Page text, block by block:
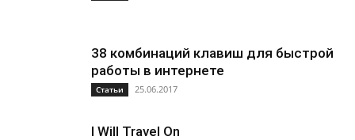
38 комбинаций клавиш для быстрой
работы в интернете
Статьи 25.06.2017
I Will Travel On